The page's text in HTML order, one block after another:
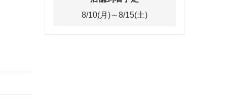
8/10(月)～8/15(土)